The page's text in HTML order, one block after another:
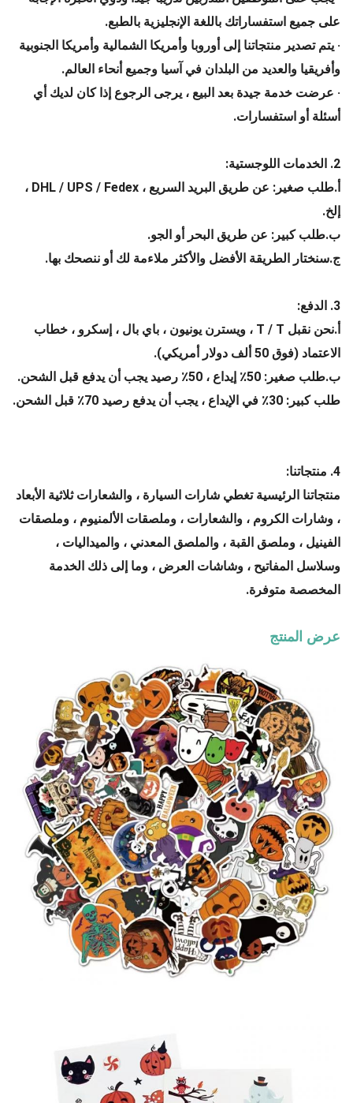
على جميع استفساراتك باللغة الإنجليزية بالطبع.
· يتم تصدير منتجاتنا إلى أوروبا وأمريكا الشمالية وأمريكا الجنوبية
وأفريقيا والعديد من البلدان في آسيا وجميع أنحاء العالم.
· عرضت خدمة جيدة بعد البيع ، يرجى الرجوع إذا كان لديك أي
أسئلة أو استفسارات.
2. الخدمات اللوجستية:
أ.طلب صغير: عن طريق البريد السريع ، DHL / UPS / Fedex ،
إلخ.
ب.طلب كبير: عن طريق البحر أو الجو.
ج.سنختار الطريقة الأفضل والأكثر ملاءمة لك أو ننصحك بها.
3. الدفع:
أ.نحن نقبل T / T ، ويسترن يونيون ، باي بال ، إسكرو ، خطاب
الاعتماد (فوق 50 ألف دولار أمريكي).
ب.طلب صغير: 50٪ إيداع ، 50٪ رصيد يجب أن يدفع قبل الشحن.
طلب كبير: 30٪ في الإيداع ، يجب أن يدفع رصيد 70٪ قبل الشحن.
4. منتجاتنا:
منتجاتنا الرئيسية تغطي شارات السيارة ، والشعارات ثلاثية الأبعاد
، وشارات الكروم ، والشعارات ، وملصقات الألمنيوم ، وملصقات
الفينيل ، وملصق القبة ، والملصق المعدني ، والميداليات ،
وسلاسل المفاتيح ، وشاشات العرض ، وما إلى ذلك الخدمة
المخصصة متوفرة.
عرض المنتج